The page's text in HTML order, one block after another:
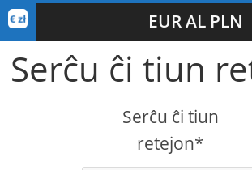
EUR AL PLN
Serĉu ĉi tiun
Serĉu ĉi tiun
retejon*